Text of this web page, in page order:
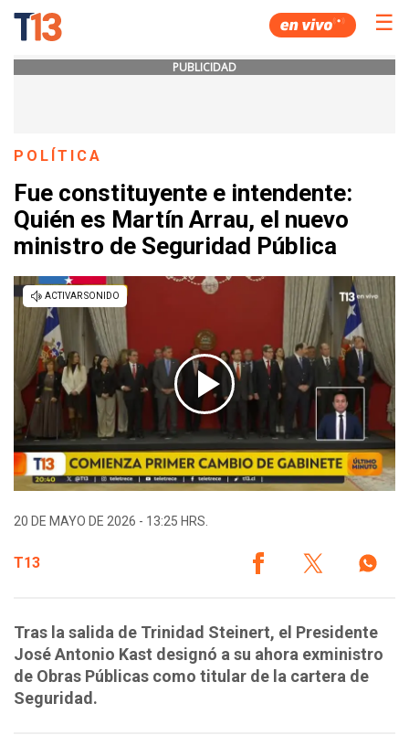
☰
PUBLICIDAD
POLÍTICA
Fue constituyente e intendente:
Quién es Martín Arrau, el nuevo
ministro de Seguridad Pública
20 DE MAYO DE 2026 - 13:25 HRS.
T13
Tras la salida de Trinidad Steinert, el Presidente
José Antonio Kast designó a su ahora exministro
de Obras Públicas como titular de la cartera de
Seguridad.